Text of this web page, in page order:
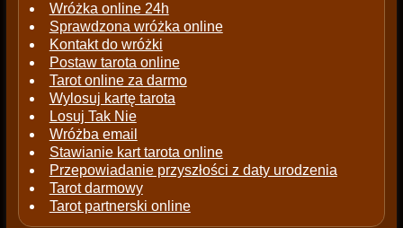
Wróżka online 24h
Sprawdzona wróżka online
Kontakt do wróżki
Postaw tarota online
Tarot online za darmo
Wylosuj kartę tarota
Losuj Tak Nie
Wróżba email
Stawianie kart tarota online
Przepowiadanie przyszłości z daty urodzenia
Tarot darmowy
Tarot partnerski online